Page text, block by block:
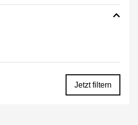
Jetzt filtern